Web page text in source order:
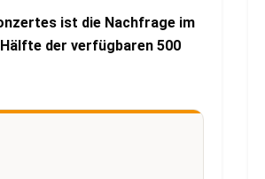
ist die Nachfrage im
der verfügbaren 500